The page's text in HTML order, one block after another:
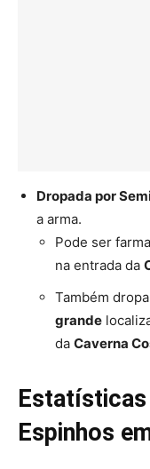
Dropada por
a arma.
Pode ser
na entrada da
Também
grande
da Caverna
Estatísticas
Espinhos